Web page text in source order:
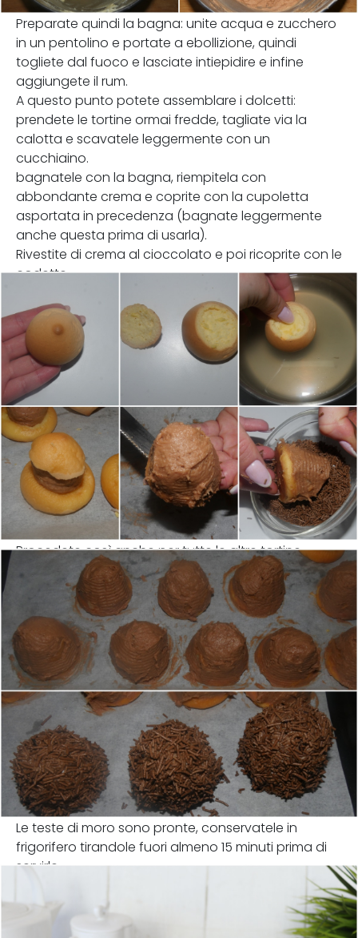
Preparate quindi la bagna: unite acqua e zucchero
in un pentolino e portate a ebollizione, quindi
togliete dal fuoco e lasciate intiepidire e infine
aggiungete il rum.
A questo punto potete assemblare i dolcetti:
prendete le tortine ormai fredde, tagliate via la
calotta e scavatele leggermente con un
cucchiaino.
bagnatele con la bagna, riempitela con
abbondante crema e coprite con la cupoletta
asportata in precedenza (bagnate leggermente
anche questa prima di usarla).
Rivestite di crema al cioccolato e poi ricoprite con le
codette.
Procedete così anche per tutte le altre tortine.
Le teste di moro sono pronte, conservatele in
frigorifero tirandole fuori almeno 15 minuti prima di
servirle.